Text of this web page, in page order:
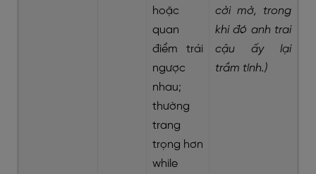
hoặc
quan
điểm trái
ngược
nhau;
thường
trang
trọng hơn
while
cởi mở, trong
khi đó anh trai
cậu ấy lại
trầm tính.)